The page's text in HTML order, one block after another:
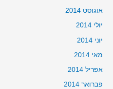
אוגוסט 2014
יולי 2014
יוני 2014
מאי 2014
אפריל 2014
פברואר 2014